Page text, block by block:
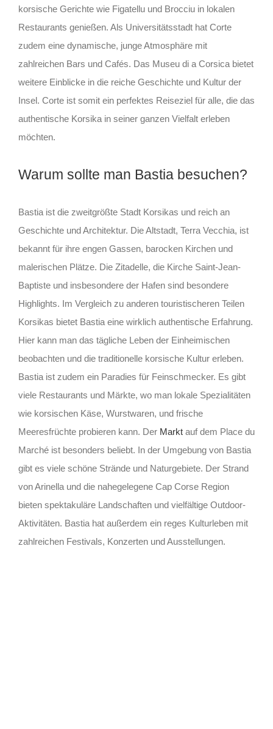
korsische Gerichte wie Figatellu und Brocciu in lokalen
Restaurants genießen. Als Universitätsstadt hat Corte
zudem eine dynamische, junge Atmosphäre mit
zahlreichen Bars und Cafés. Das Museu di a Corsica bietet
weitere Einblicke in die reiche Geschichte und Kultur der
Insel. Corte ist somit ein perfektes Reiseziel für alle, die das
authentische Korsika in seiner ganzen Vielfalt erleben
möchten.
Warum sollte man Bastia besuchen?
Bastia ist die zweitgrößte Stadt Korsikas und reich an
Geschichte und Architektur. Die Altstadt, Terra Vecchia, ist
bekannt für ihre engen Gassen, barocken Kirchen und
malerischen Plätze. Die Zitadelle, die Kirche Saint-Jean-
Baptiste und insbesondere der Hafen sind besondere
Highlights. Im Vergleich zu anderen touristischeren Teilen
Korsikas bietet Bastia eine wirklich authentische Erfahrung.
Hier kann man das tägliche Leben der Einheimischen
beobachten und die traditionelle korsische Kultur erleben.
Bastia ist zudem ein Paradies für Feinschmecker. Es gibt
viele Restaurants und Märkte, wo man lokale Spezialitäten
wie korsischen Käse, Wurstwaren, und frische
Meeresfrüchte probieren kann. Der Marktauf dem Place du
Marché ist besonders beliebt. In der Umgebung von Bastia
gibt es viele schöne Strände und Naturgebiete. Der Strand
von Arinella und die nahegelegene Cap Corse Region
bieten spektakuläre Landschaften und vielfältige Outdoor-
Aktivitäten. Bastia hat außerdem ein reges Kulturleben mit
zahlreichen Festivals, Konzerten und Ausstellungen.